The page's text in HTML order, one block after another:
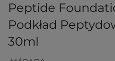
Peptide
Podkład
30ml